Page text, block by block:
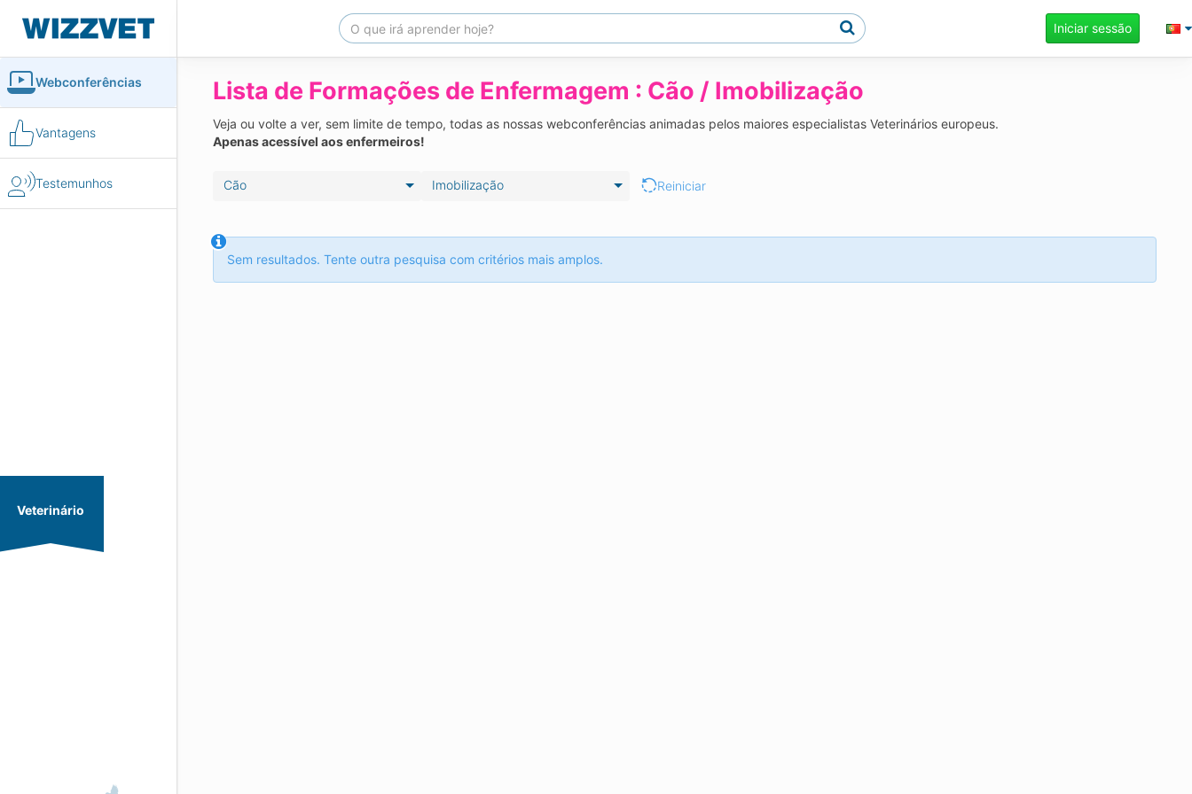
Webconferências
Vantagens
Testemunhos
Veterinário
Iniciar sessão
Lista de Formações de Enfermagem : Cão / Imobilização
Veja ou volte a ver, sem limite de tempo, todas as nossas webconferências animadas pelos maiores especialistas Veterinários europeus.
Apenas acessível aos enfermeiros!
Cão Imobilização Reiniciar
Sem resultados. Tente outra pesquisa com critérios mais amplos.